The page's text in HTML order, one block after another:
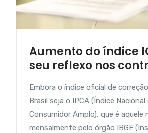
Aumento do índice
seu reflexo nos
Embora o índice oficial de
Brasil seja o IPCA (Índice Nacional
Consumidor Amplo), que é aquele
mensalmente pelo órgão IBGE